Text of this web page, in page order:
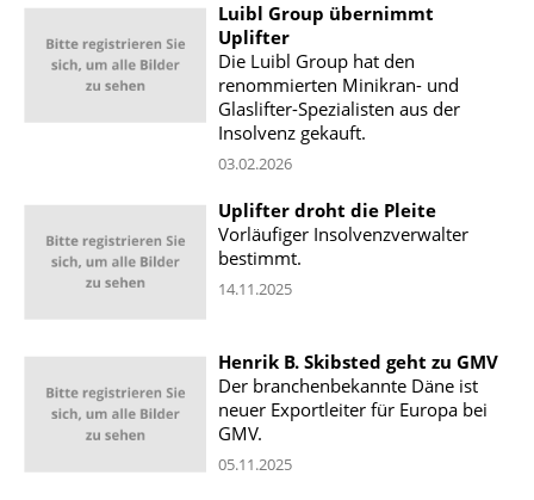
Luibl Group übernimmt
Uplifter
Die Luibl Group hat den
renommierten Minikran- und
Glaslifter-Spezialisten aus der
Insolvenz gekauft.
03.02.2026
Uplifter droht die Pleite
Vorläufiger Insolvenzverwalter
bestimmt.
14.11.2025
Henrik B. Skibsted geht zu GMV
Der branchenbekannte Däne ist
neuer Exportleiter für Europa bei
GMV.
05.11.2025